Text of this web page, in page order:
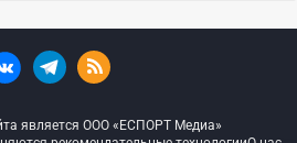
является ООО «ЕСПОРТ Медиа»